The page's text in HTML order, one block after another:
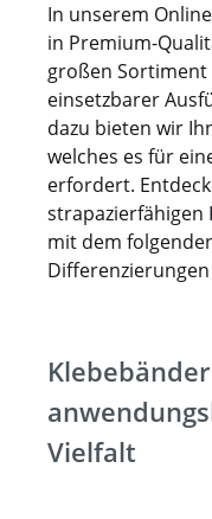
In unserem
in Premium-
großen
einsetzbarer
dazu bieten wir
welches es für
erfordert.
strapazierfähigen
mit dem
Vielfalt